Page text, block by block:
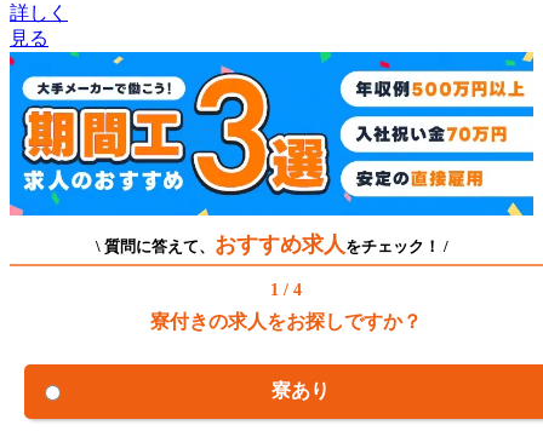
詳しく
見る
\ 質問に答えて、 おすすめ求人 をチェック！ /
1 / 4
寮付きの求人をお探しですか？
寮あり